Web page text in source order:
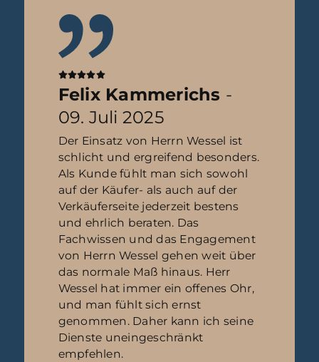
Felix Kammerichs -
09. Juli 2025
Der Einsatz von Herrn Wessel ist
schlicht und ergreifend besonders.
Als Kunde fühlt man sich sowohl
auf der Käufer- als auch auf der
Verkäuferseite jederzeit bestens
und ehrlich beraten. Das
Fachwissen und das Engagement
von Herrn Wessel gehen weit über
das normale Maß hinaus. Herr
Wessel hat immer ein offenes Ohr,
und man fühlt sich ernst
genommen. Daher kann ich seine
Dienste uneingeschränkt
empfehlen.